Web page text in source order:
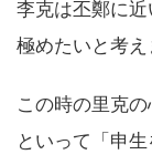
李克は丕鄭に
極めたいと考え
この時の里克
といって「申